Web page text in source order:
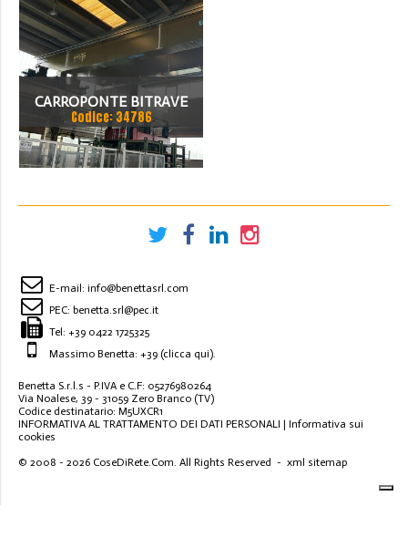
CARROPONTE BITRAVE
MARTE 50 TON
SCARTAMETO 16000 MM
Codice: 34786
E-mail: info@benettasrl.com
PEC: benetta.srl@pec.it
Tel: +39 0422 1725325
Massimo Benetta: +39 (clicca qui).
Benetta S.r.l.s - P.IVA e C.F: 05276980264
Via Noalese, 39 - 31059 Zero Branco (TV)
Codice destinatario: M5UXCR1
INFORMATIVA AL TRATTAMENTO DEI DATI PERSONALI | Informativa sui
cookies
© 2008 - 2026 CoseDiRete.Com. All Rights Reserved - xml sitemap